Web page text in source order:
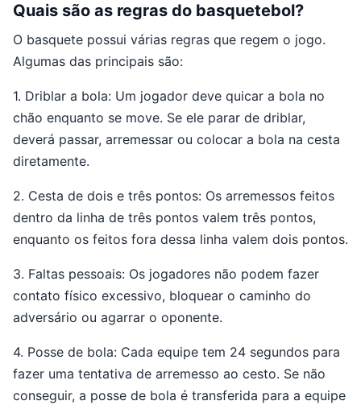
Quais são as regras do basquetebol?
O basquete possui várias regras que regem o jogo.
Algumas das principais são:
1. Driblar a bola: Um jogador deve quicar a bola no
chão enquanto se move. Se ele parar de driblar,
deverá passar, arremessar ou colocar a bola na cesta
diretamente.
2. Cesta de dois e três pontos: Os arremessos feitos
dentro da linha de três pontos valem três pontos,
enquanto os feitos fora dessa linha valem dois pontos.
3. Faltas pessoais: Os jogadores não podem fazer
contato físico excessivo, bloquear o caminho do
adversário ou agarrar o oponente.
4. Posse de bola: Cada equipe tem 24 segundos para
fazer uma tentativa de arremesso ao cesto. Se não
conseguir, a posse de bola é transferida para a equipe